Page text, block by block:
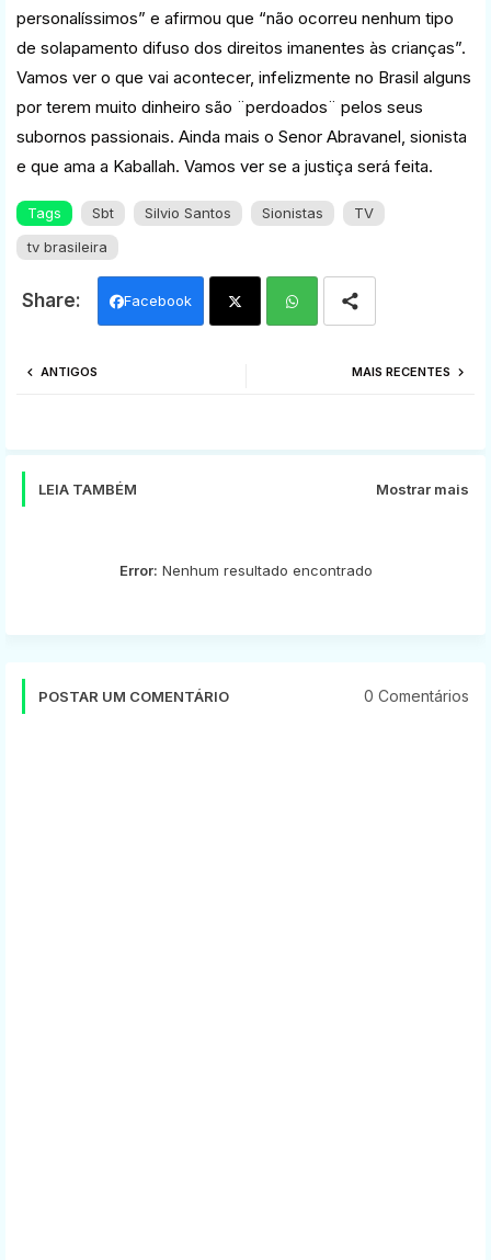
personalíssimos” e afirmou que “não ocorreu nenhum tipo
de solapamento difuso dos direitos imanentes às crianças”.
Vamos ver o que vai acontecer, infelizmente no Brasil alguns
por terem muito dinheiro são ¨perdoados¨ pelos seus
subornos passionais. Ainda mais o Senor Abravanel, sionista
e que ama a Kaballah. Vamos ver se a justiça será feita.
Tags Sbt Silvio Santos Sionistas
TV
tv brasileira
Facebook
MAIS RECENTES
ANTIGOS
LEIA TAMBÉM Mostrar mais
Error: Nenhum resultado encontrado
POSTAR UM COMENTÁRIO 0 Comentários